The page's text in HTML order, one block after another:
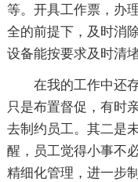
等。开具工作票，办
全的前提下，及时消
设备能按要求及时清
在我的工作中还
只是布置督促，有时
去制约员工。其二是
醒，员工觉得小事不
精细化管理，进一步